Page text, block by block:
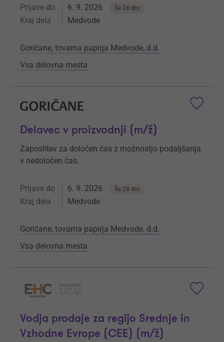
Prijave do 6. 9. 2026 Še 28 dni
Kraj dela Medvode
Goričane, tovarna papirja Medvode, d.d.
Vsa delovna mesta
Delavec v proizvodnji (m/ž)
Zaposlitev za določen čas z možnostjo podaljšanja
v nedoločen čas.
Prijave do 6. 9. 2026 Še 28 dni
Kraj dela Medvode
Goričane, tovarna papirja Medvode, d.d.
Vsa delovna mesta
Vodja prodaje za regijo Srednje in
Vzhodne Evrope (CEE) (m/ž)